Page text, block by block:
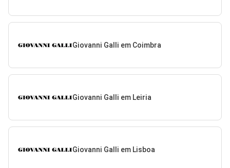
Giovanni Galli em Coimbra
Giovanni Galli em Leiria
Giovanni Galli em Lisboa